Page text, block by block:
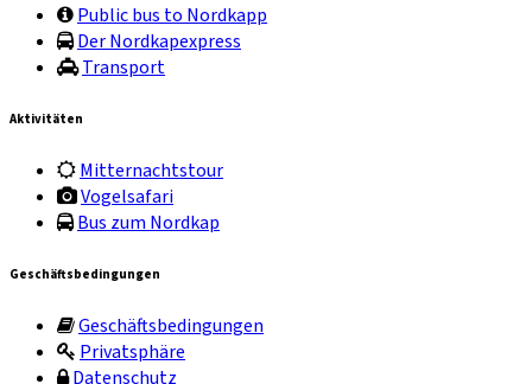
Public bus to Nordkapp
Der Nordkapexpress
Transport
Aktivitäten
Mitternachtstour
Vogelsafari
Bus zum Nordkap
Geschäftsbedingungen
Geschäftsbedingungen
Privatsphäre
Datenschutz